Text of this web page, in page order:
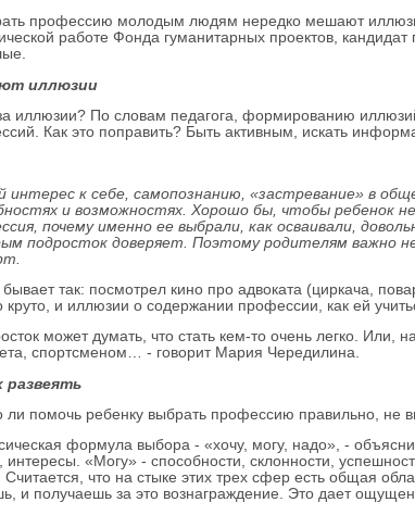
профессию молодым людям нередко мешают
работе Фонда гуманитарных проектов,
иллюзии
иллюзии? По словам педагога, формированию
Как это поправить? Быть активным, искать
интерес к себе, самопознанию, «застревание» в
и возможностях. Хорошо бы, чтобы ребенок
почему именно ее выбрали, как осваивали,
подросток доверяет. Поэтому родителям важно
так: посмотрел кино про адвоката (циркача,
круто, и иллюзии о содержании профессии, как ей
может думать, что стать кем-то очень легко. Или,
спортсменом… - говорит Мария Чередилина.
развеять
ли помочь ребенку выбрать профессию правильно, не
формула выбора - «хочу, могу, надо», -
интересы. «Могу» - способности, склонности,
Считается, что на стыке этих трех сфер есть общая
и получаешь за это вознаграждение. Это дает